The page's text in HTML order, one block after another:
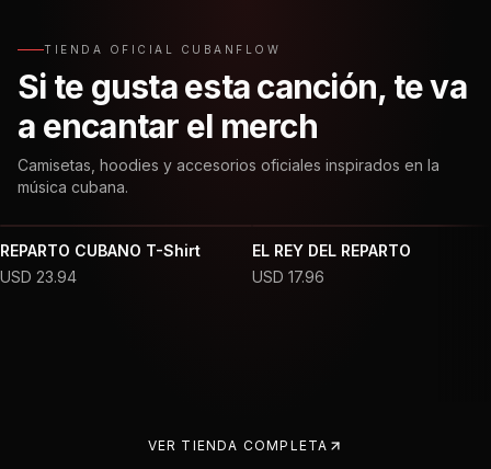
TIENDA OFICIAL CUBANFLOW
Si te gusta esta canción, te va
a encantar el merch
Camisetas, hoodies y accesorios oficiales inspirados en la
música cubana.
REPARTO CUBANO T-Shirt
USD 23.94
EL REY DEL REPARTO
USD 17.96
VER TIENDA COMPLETA